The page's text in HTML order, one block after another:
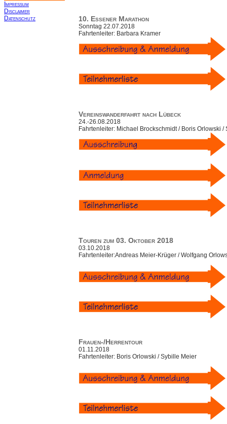
Impressum
Disclaimer
Datenschutz
10. Essener Marathon
Sonntag 22.07.2018
Fahrtenleiter: Barbara Kramer
Vereinswanderfahrt nach Lübeck
24.-26.08.2018
Fahrtenleiter: Michael Brockschmidt / Boris Orlowski /
Touren zum 03. Oktober 2018
03.10.2018
Fahrtenleiter:Andreas Meier-Krüger / Wolfgang
Frauen-/Herrentour
01.11.2018
Fahrtenleiter: Boris Orlowski / Sybille Meier